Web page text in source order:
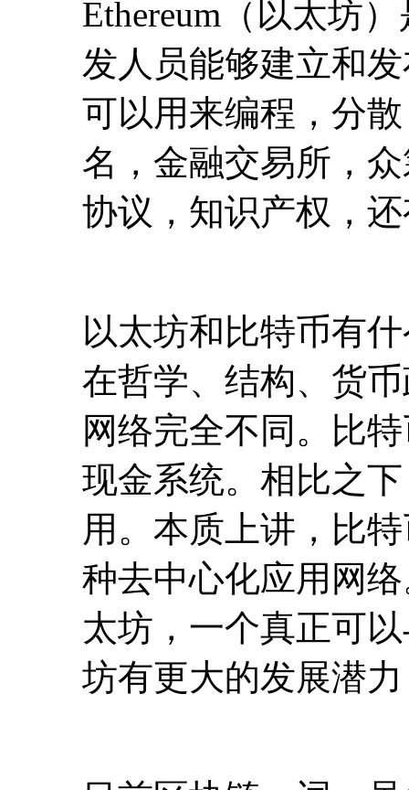
协议，知识产权，
以太坊和比特币有
在哲学、结构、货
用。本质上讲，比
种去中心化应用网
太坊，一个真正可
坊有更大的发展潜
目前区块链一词，
的却不多。如若你